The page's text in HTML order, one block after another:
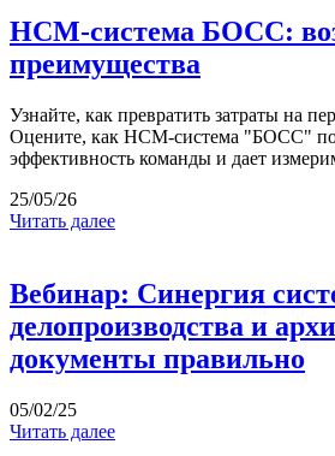
HCM-система БОСС:
преимущества
Узнайте, как превратить затраты на
Оцените, как НСМ-система "БОСС"
эффективность команды и дает
25/05/26
Читать далее
Вебинар: Синергия
делопроизводства и
документы правильно
05/02/25
Читать далее